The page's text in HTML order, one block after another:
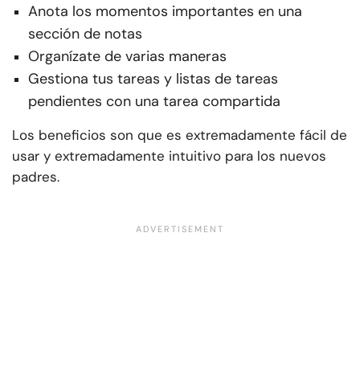
Anota los momentos importantes en una
sección de notas
Organízate de varias maneras
Gestiona tus tareas y listas de tareas
pendientes con una tarea compartida
Los beneficios son que es extremadamente fácil de
usar y extremadamente intuitivo para los nuevos
padres.